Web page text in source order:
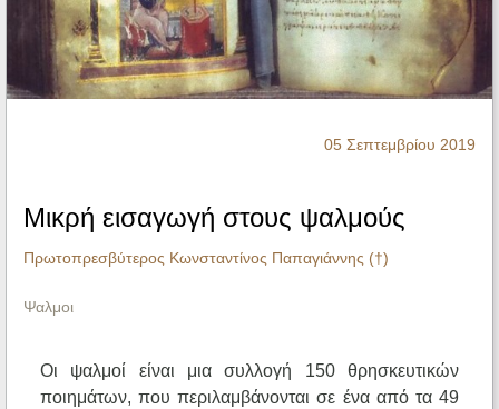
Ηχητικά
05 Σεπτεμβρίου 2019
Μικρή εισαγωγή στους ψαλμούς
Πρωτοπρεσβύτερος Κωνσταντίνος Παπαγιάννης (†)
Ψαλμοι
Οι ψαλμοί είναι μια συλλογή 150 θρησκευτικών
ποιημάτων, που περιλαμβάνονται σε ένα από τα 49